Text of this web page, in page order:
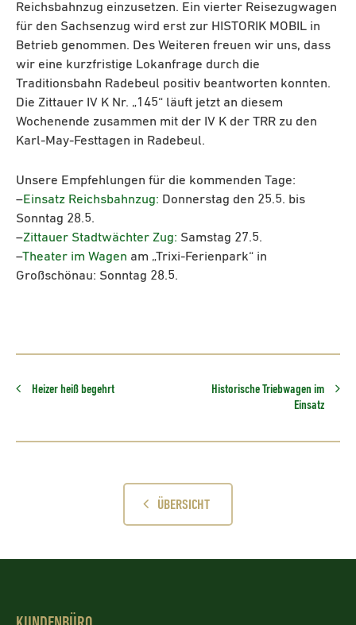
Reichsbahnzug einzusetzen. Ein vierter Reisezugwagen
für den Sachsenzug wird erst zur HISTORIK MOBIL in
Betrieb genommen. Des Weiteren freuen wir uns, dass
wir eine kurzfristige Lokanfrage durch die
Traditionsbahn Radebeul positiv beantworten konnten.
Die Zittauer IV K Nr. „145“ läuft jetzt an diesem
Wochenende zusammen mit der IV K der TRR zu den
Karl-May-Festtagen in Radebeul.
Unsere Empfehlungen für die kommenden Tage:
–Einsatz Reichsbahnzug: Donnerstag den 25.5. bis
Sonntag 28.5.
–Zittauer Stadtwächter Zug: Samstag 27.5.
–Theater im Wagen am „Trixi-Ferienpark“ in
Großschönau: Sonntag 28.5.
Heizer heiß begehrt
Historische Triebwagen im
Einsatz
ÜBERSICHT